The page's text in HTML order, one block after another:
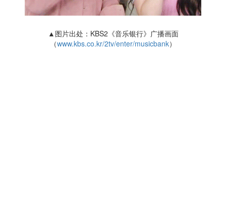
▲图片出处：KBS2《音乐银行》广播画面
（www.kbs.co.kr/2tv/enter/musicbank）